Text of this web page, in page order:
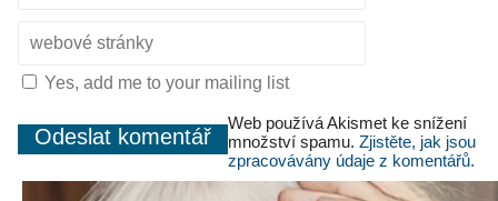
Yes, add me to your mailing list
Web používá Akismet ke snížení
množství spamu. Zjistěte, jak jsou
zpracovávány údaje z komentářů.